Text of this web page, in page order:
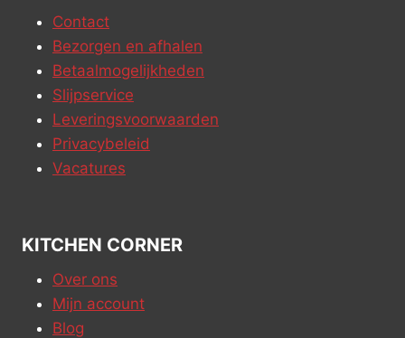
Contact
Bezorgen en afhalen
Betaalmogelijkheden
Slijpservice
Leveringsvoorwaarden
Privacybeleid
Vacatures
KITCHEN CORNER
Over ons
Mijn account
Blog